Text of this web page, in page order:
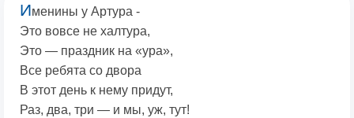
Именины у Артура -
Это вовсе не халтура,
Это — праздник на «ура»,
Все ребята со двора
В этот день к нему придут,
Раз, два, три — и мы, уж, тут!